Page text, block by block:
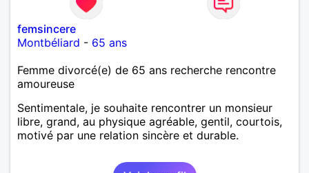
femsincere
Montbéliard - 65 ans
Femme divorcé(e) de 65 ans recherche rencontre
amoureuse
Sentimentale, je souhaite rencontrer un monsieur
libre, grand, au physique agréable, gentil, courtois,
motivé par une relation sincère et durable.